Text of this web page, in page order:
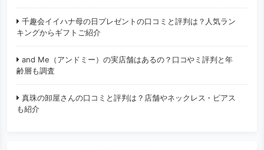
千趣会イイハナ母の日プレゼントの口コミと評判は？人気ラン
キングからギフトご紹介
and Me（アンドミー）の実店舗はあるの？口コやミ評判と年
齢層も調査
真珠の卸屋さんの口コミと評判は？店舗やネックレス・ピアス
も紹介